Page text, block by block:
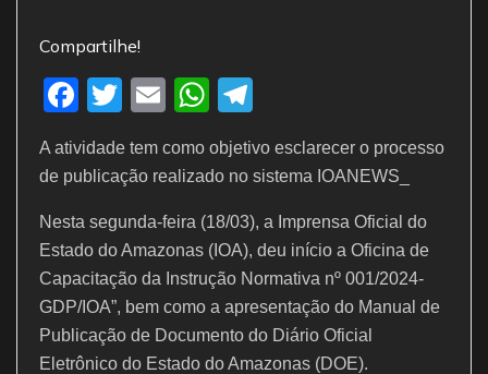
Compartilhe!
F
a
c
b
o
o
k
T
itt
er
E
ai
W
h
at
A
p
p
e
a
m
A atividade tem como objetivo esclarecer o processo
de publicação realizado no sistema IOANEWS_
Nesta segunda-feira (18/03), a Imprensa Oficial do
Estado do Amazonas (IOA), deu início a Oficina de
Capacitação da Instrução Normativa nº 001/2024-
GDP/IOA”, bem como a apresentação do Manual de
Publicação de Documento do Diário Oficial
Eletrônico do Estado do Amazonas (DOE).